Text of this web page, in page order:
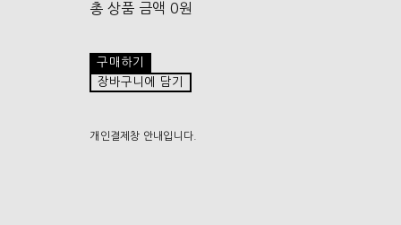
총 상품 금액 0원
구매하기
장바구니에 담기
개인결제창 안내입니다.